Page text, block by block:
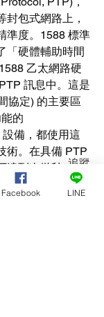
封包式網路上，
準度。1588 標準
「硬體輔助時間
乙太網路硬
訊息中。這是
協定) 的主要區
的
備，都使用這
術。在具備 PTP
達到次微秒 (sub-
網路不具備 PTP
美國電影電視工
定的標準，全名
準」（Pro
...
追蹤
追蹤
Facebook LINE